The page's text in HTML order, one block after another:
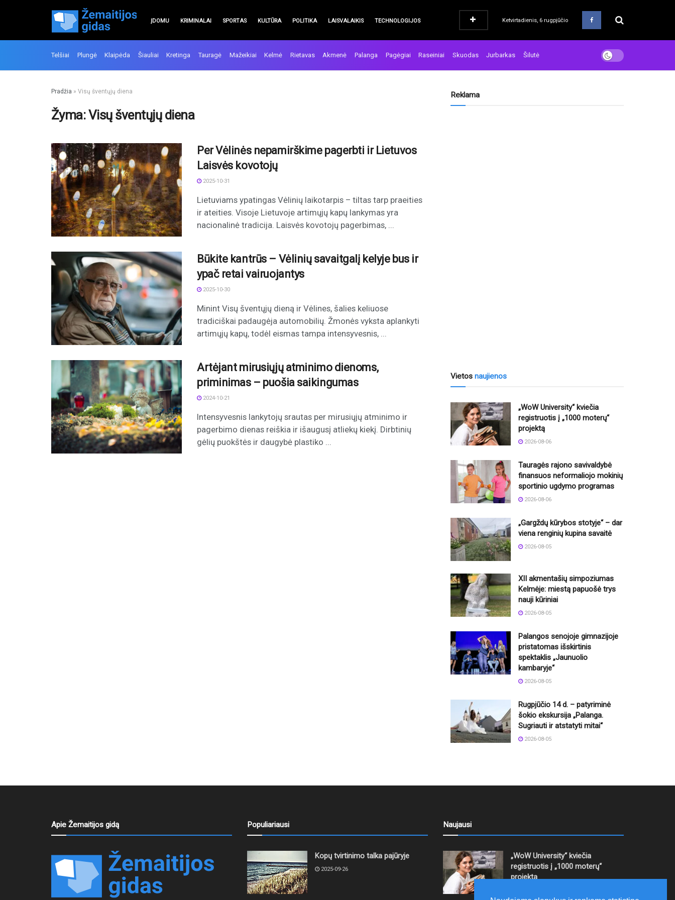
ĮDOMU KRIMINALAI SPORTAS KULTŪRA POLITIKA LAISVALAIKIS TECHNOLOGIJOS Ketvirtadienis, 6 rugpjūčio
Telšiai Plungė Klaipėda Šiauliai Kretinga Tauragė Mažeikiai Kelmė Rietavas Akmenė Palanga Pagėgiai Raseiniai Skuodas Jurbarkas Šilutė
Pradžia » Visų šventųjų diena
Žyma:Visų šventųjų diena
Per Vėlinės nepamirškime pagerbti ir Lietuvos
Laisvės kovotojų
2025-10-31
Lietuviams ypatingas Vėlinių laikotarpis – tiltas tarp praeities
ir ateities. Visoje Lietuvoje artimųjų kapų lankymas yra
nacionalinė tradicija. Laisvės kovotojų pagerbimas, ...
Būkite kantrūs – Vėlinių savaitgalį kelyje bus ir
ypač retai vairuojantys
2025-10-30
Minint Visų šventųjų dieną ir Vėlines, šalies keliuose
tradiciškai padaugėja automobilių. Žmonės vyksta aplankyti
artimųjų kapų, todėl eismas tampa intensyvesnis, ...
Artėjant mirusiųjų atminimo dienoms,
priminimas – puošia saikingumas
2024-10-21
Intensyvesnis lankytojų srautas per mirusiųjų atminimo ir
pagerbimo dienas reiškia ir išaugusį atliekų kiekį. Dirbtinių
gėlių puokštės ir daugybė plastiko ...
Reklama
Vietos naujienos
„WoW University“ kviečia
registruotis į „1000 moterų“
projektą
2026-08-06
Tauragės rajono savivaldybė
finansuos neformaliojo mokinių
sportinio ugdymo programas
2026-08-06
„Gargždų kūrybos stotyje“ – dar
viena renginių kupina savaitė
2026-08-05
XII akmentašių simpoziumas
Kelmėje: miestą papuošė trys
nauji kūriniai
2026-08-05
Palangos senojoje gimnazijoje
pristatomas išskirtinis
spektaklis „Jaunuolio
kambaryje“
2026-08-05
Rugpjūčio 14 d. – patyriminė
šokio ekskursija „Palanga.
Sugriauti ir atstatyti mitai“
2026-08-05
Apie Žemaitijos gidą Populiariausi
Kopų tvirtinimo talka pajūryje
2025-09-26
Naujausi
„WoW University“ kviečia
registruotis į „1000 moterų“
projektą